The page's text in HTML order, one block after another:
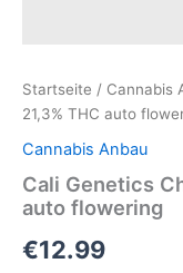
Startseite / Cannabis
21,3% THC auto
Cannabis Anbau
Cali Genetics
auto flowering
€12.99